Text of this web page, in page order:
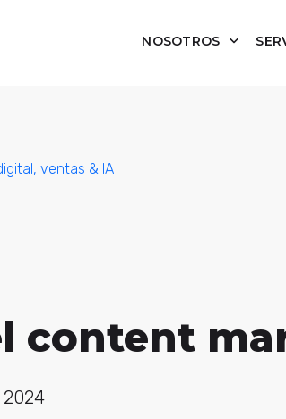
NOSOTROS
ventas & IA
content